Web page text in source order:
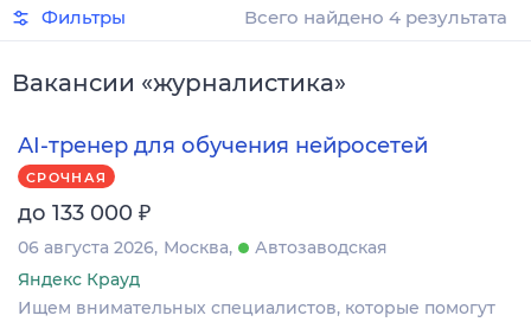
Фильтры Всего найдено 4 результата
Вакансии «журналистика»
AI-тренер для обучения нейросетей
СРОЧНАЯ
до 133 000 ₽
06 августа 2026 Москва
Автозаводская
Яндекс Крауд
Ищем внимательных специалистов, которые помогут